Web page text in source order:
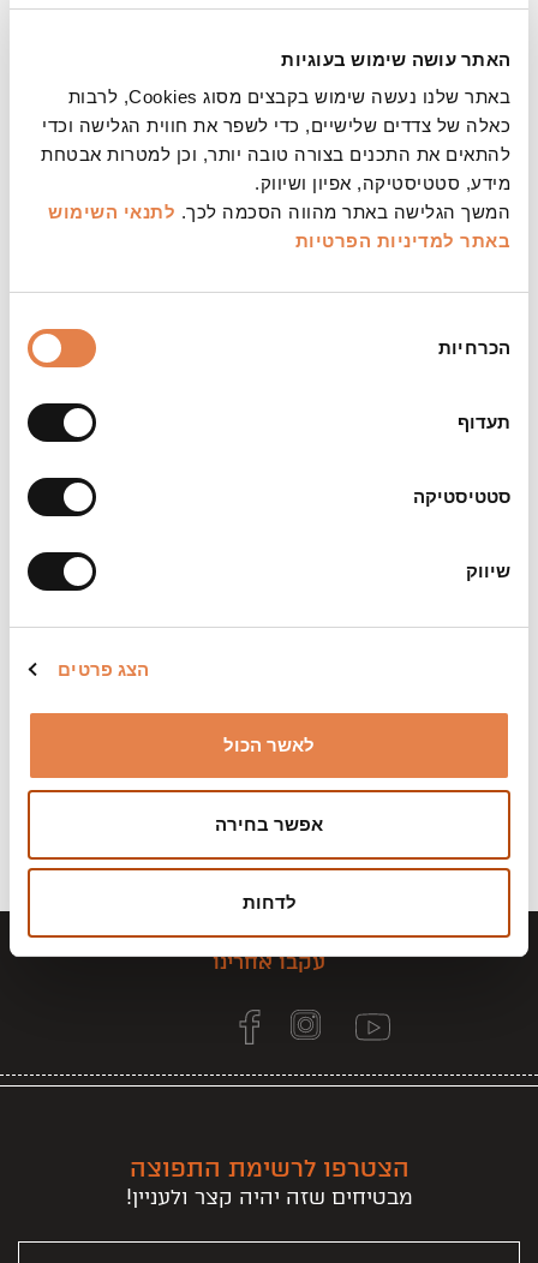
האתר עושה שימוש בעוגיות
באתר שלנו נעשה שימוש בקבצים מסוג Cookies, לרבות
כאלה של צדדים שלישיים, כדי לשפר את חווית הגלישה וכדי
להתאים את התכנים בצורה טובה יותר, וכן למטרות אבטחת
מידע, סטטיסטיקה, אפיון ושיווק.
המשך הגלישה באתר מהווה הסכמה לכך. לתנאי השימוש
באתר למדיניות הפרטיות
הסכמה
הכרחיות
תעדוף
סטטיסטיקה
שיווק
הצג פרטים
לאשר הכול
אפשר בחירה
לדחות
לצלצל פעמיים, טיטינהואפרים, כלניות
מפגש רביעי ואחרון למנויי הסדרה
כשעה ועשרים דקות ללא הפסקה
הערות:
עקבו אחרינו
הצטרפו לרשימת התפוצה
מבטיחים שזה יהיה קצר ולעניין!